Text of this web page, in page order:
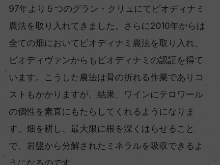
97年より５つのグラン・クリュにてビオディナミ
農法を取り入れてきました。さらに2010年からは
全ての畑においてビオディナミ農法を取り入れ、
ビオディヴァンからもビオディナミの認証を得て
います。こうした農法は骨の折れる作業でありコ
ストもかかりますが、結果、ワインにテロワール
の個性を素直にもたらしてくれるようになりま
す。畑を耕し、最大限に根を深くはらせること
で、岩盤から分解されたミネラルを吸収できるよ
うになるのです。